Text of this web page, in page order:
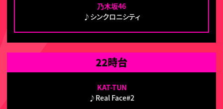
乃木坂46
♪シンクロニシティ
22時台
KAT-TUN
♪Real Face#2